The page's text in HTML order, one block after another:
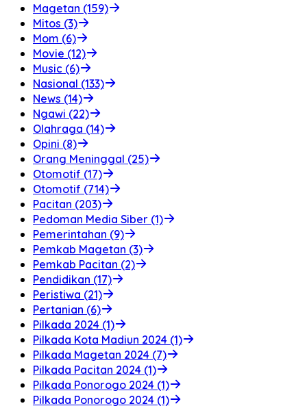
Magetan (159)
Mitos (3)
Mom (6)
Movie (12)
Music (6)
Nasional (133)
News (14)
Ngawi (22)
Olahraga (14)
Opini (8)
Orang Meninggal (25)
Otomotif (17)
Otomotif (714)
Pacitan (203)
Pedoman Media Siber (1)
Pemerintahan (9)
Pemkab Magetan (3)
Pemkab Pacitan (2)
Pendidikan (17)
Peristiwa (21)
Pertanian (6)
Pilkada 2024 (1)
Pilkada Kota Madiun 2024 (1)
Pilkada Magetan 2024 (7)
Pilkada Pacitan 2024 (1)
Pilkada Ponorogo 2024 (1)
Pilkada Ponorogo 2024 (1)